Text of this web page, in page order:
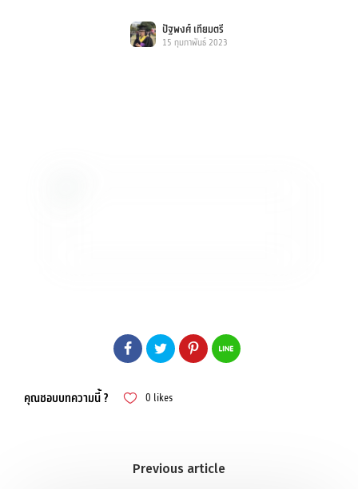
ปัฐพงศ์ เทียมตรี
15 กุมภาพันธ์ 2023
คุณชอบบทความนี้ ? 0 likes